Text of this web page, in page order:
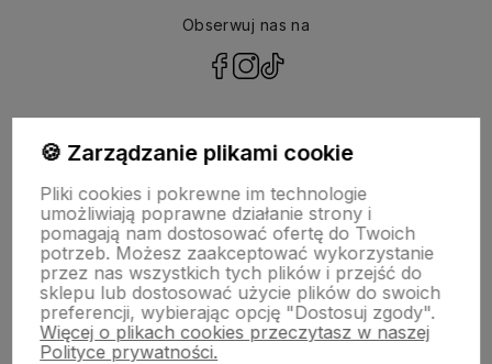
Obserwuj nas na
NASZA SELEKCJA
POMOC
KONTO
🍪 Zarządzanie plikami cookie
Pliki cookies i pokrewne im technologie
umożliwiają poprawne działanie strony i
pomagają nam dostosować ofertę do Twoich
potrzeb. Możesz zaakceptować wykorzystanie
przez nas wszystkich tych plików i przejść do
sklepu lub dostosować użycie plików do swoich
preferencji, wybierając opcję "Dostosuj zgody".
Więcej o plikach cookies przeczytasz w naszej
Polityce prywatności.